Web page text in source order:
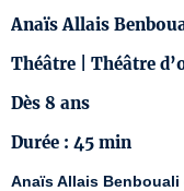
Anaïs Allais
Théâtre | Théâtre
Dès 8 ans
Durée : 45 min
Anaïs Allais Benbouali